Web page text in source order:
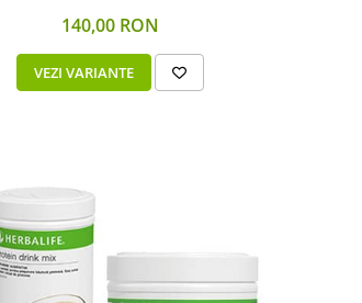
140,00 RON
VEZI VARIANTE